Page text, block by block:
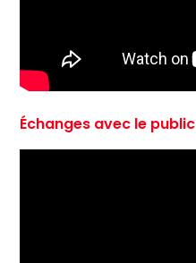
Échanges avec le public